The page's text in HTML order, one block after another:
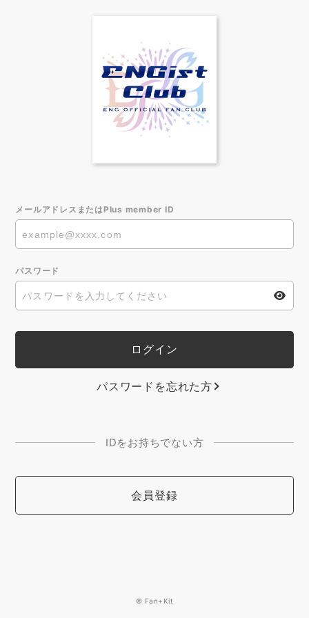
メールアドレスまたはPlus member ID
パスワード
パスワードを忘れた方
IDをお持ちでない方
会員登録
© Fan+Kit